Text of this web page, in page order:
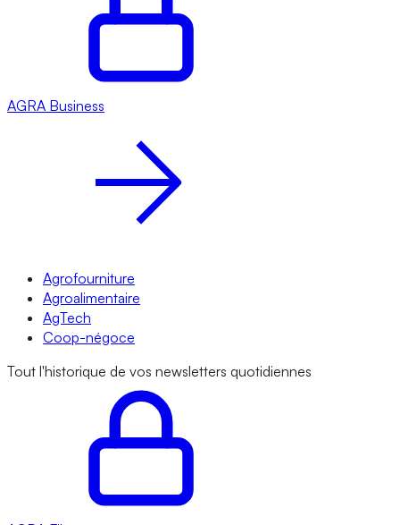
AGRA Business
Agrofourniture
Agroalimentaire
AgTech
Coop-négoce
Tout l'historique de vos newsletters quotidiennes